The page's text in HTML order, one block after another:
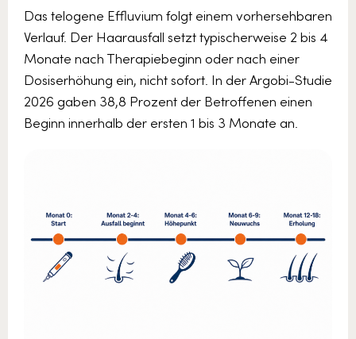
Das telogene Effluvium folgt einem vorhersehbaren
Verlauf. Der Haarausfall setzt typischerweise 2 bis 4
Monate nach Therapiebeginn oder nach einer
Dosiserhöhung ein, nicht sofort. In der Argobi-Studie
2026 gaben 38,8 Prozent der Betroffenen einen
Beginn innerhalb der ersten 1 bis 3 Monate an.